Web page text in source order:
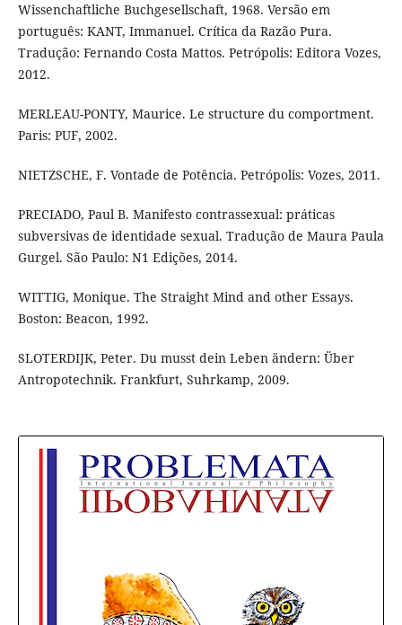
Wissenchaftliche Buchgesellschaft, 1968. Versão em
português: KANT, Immanuel. Crítica da Razão Pura.
Tradução: Fernando Costa Mattos. Petrópolis: Editora Vozes,
2012.
MERLEAU-PONTY, Maurice. Le structure du comportment.
Paris: PUF, 2002.
NIETZSCHE, F. Vontade de Potência. Petrópolis: Vozes, 2011.
PRECIADO, Paul B. Manifesto contrassexual: práticas
subversivas de identidade sexual. Tradução de Maura Paula
Gurgel. São Paulo: N1 Edições, 2014.
WITTIG, Monique. The Straight Mind and other Essays.
Boston: Beacon, 1992.
SLOTERDIJK, Peter. Du musst dein Leben ändern: Über
Antropotechnik. Frankfurt, Suhrkamp, 2009.